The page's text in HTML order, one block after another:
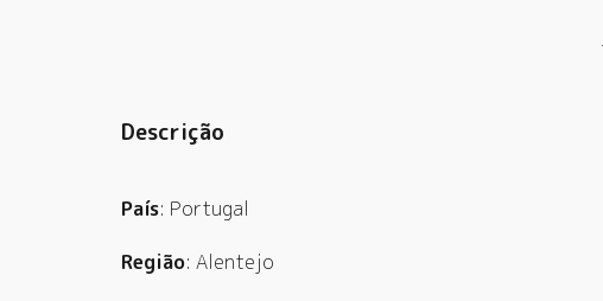
Descrição
País: Portugal
Região: Alentejo